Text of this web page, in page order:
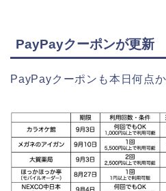
PayPayクーポンが更新
PayPayクーポンも本日何点